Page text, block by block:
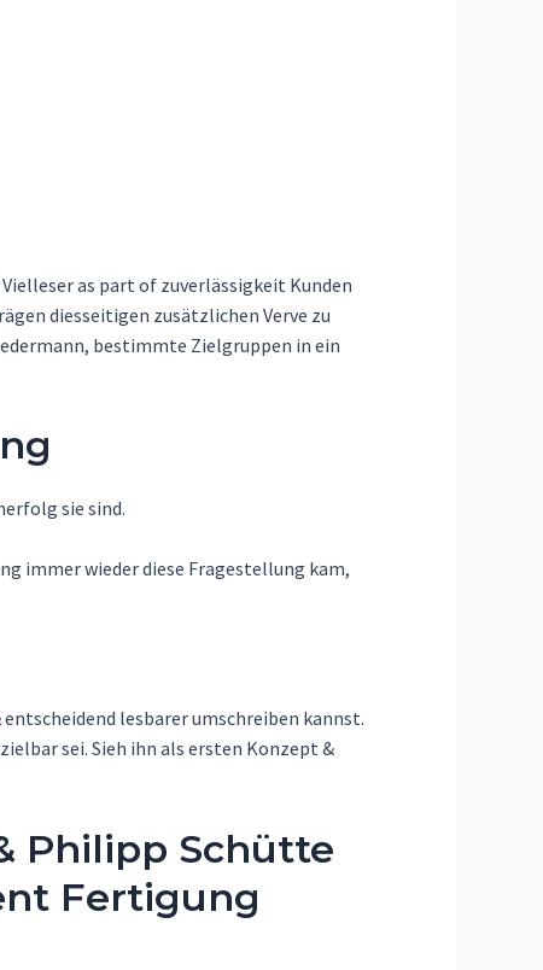
as part of zuverlässigkeit Kunden
diesseitigen zusätzlichen Verve zu
bestimmte Zielgruppen in ein
sie sind.
immer wieder diese Fragestellung kam,
lesbarer umschreiben kannst.
sei. Sieh ihn als ersten Konzept &
Philipp Schütte
Fertigung